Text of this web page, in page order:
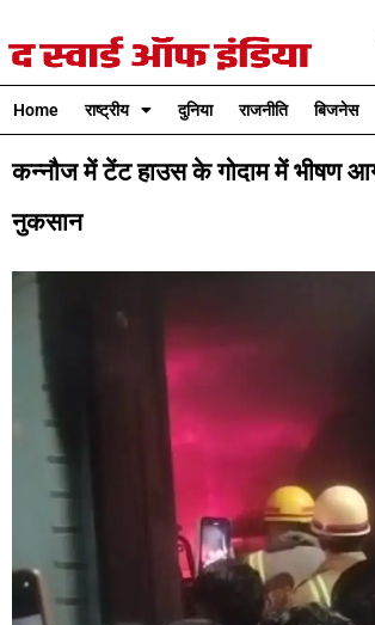
Home राष्ट्रीय दुनिया राजनीति बिजनेस
कन्नौज में टेंट हाउस के गोदाम में भीषण
नुकसान